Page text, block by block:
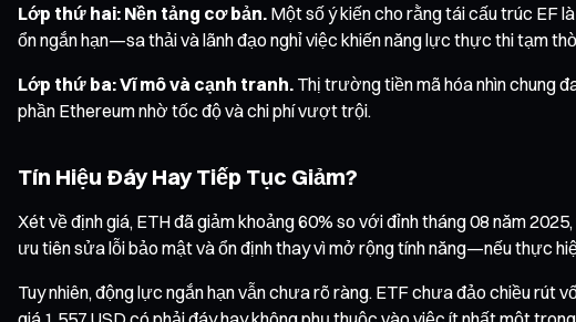
Lớp thứ hai: Nền tảng cơ bản. Một số ý kiến cho rằng tái cấu trúc EF
ổn ngắn hạn—sa thải và lãnh đạo nghỉ việc khiến năng lực thực thi tạm
Lớp thứ ba: Vĩ mô và cạnh tranh. Thị trường tiền mã hóa nhìn chung
phần Ethereum nhờ tốc độ và chi phí vượt trội.
Tín Hiệu Đáy Hay Tiếp Tục Giảm?
Xét về định giá, ETH đã giảm khoảng 60% so với đỉnh tháng 08 năm
ưu tiên sửa lỗi bảo mật và ổn định thay vì mở rộng tính năng—nếu thực
Tuy nhiên, động lực ngắn hạn vẫn chưa rõ ràng. ETF chưa đảo chiều rút